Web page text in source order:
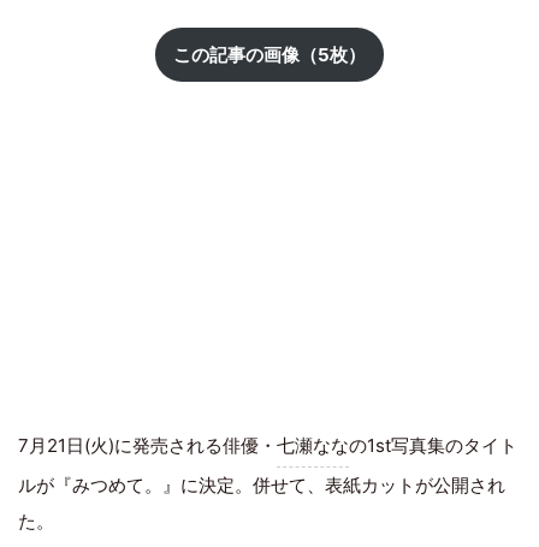
この記事の画像（5枚）
7月21日(火)に発売される俳優・ 七瀬ななの1st写真集のタイト
ルが『みつめて。』に決定。併せて、表紙カットが公開され
た。